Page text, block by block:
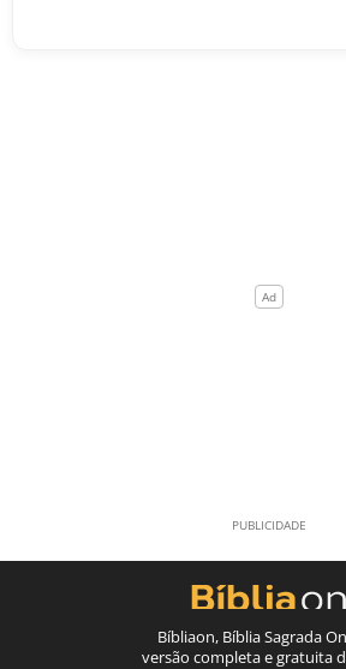
Bíbliaon, Bíblia Sagrada
versão completa e gratuita